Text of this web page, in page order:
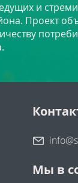
и
Проект
Мы в